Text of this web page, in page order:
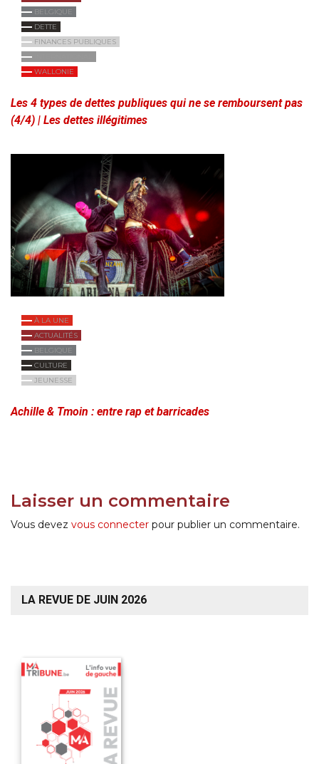
BELGIQUE
DETTE
FINANCES PUBLIQUES
WALLONIE
Les 4 types de dettes publiques qui ne se remboursent pas
(4/4) | Les dettes illégitimes
À LA UNE
ACTUALITÉS
BELGIQUE
CULTURE
JEUNESSE
Achille & Tmoin : entre rap et barricades
Laisser un commentaire
Vous devez vous connecter pour publier un commentaire.
LA REVUE DE JUIN 2026